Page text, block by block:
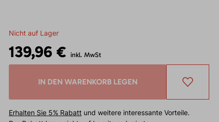
Nicht auf Lager
139,96 € inkl. MwSt
IN DEN WARENKORB LEGEN
Erhalten Sie 5% Rabattund weitere interessante Vorteile.